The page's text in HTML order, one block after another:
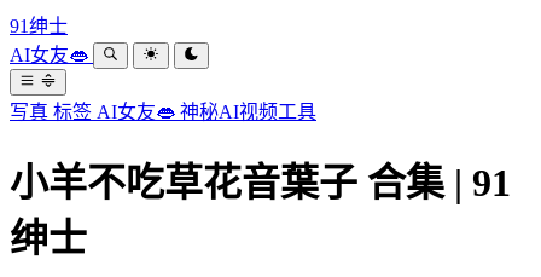
91绅士
AI女友👄
写真 标签 AI女友👄 神秘AI视频工具
小羊不吃草花音葉子 合集 | 91
绅士